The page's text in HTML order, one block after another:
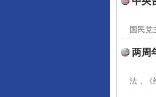
国民党
两周
法，《